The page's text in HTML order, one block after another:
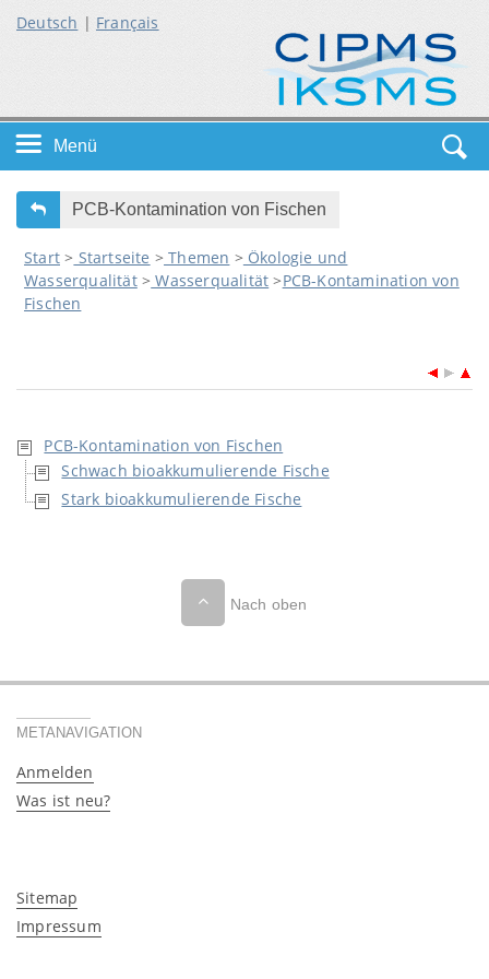
Deutsch | Français
Menü
Startseite
Themen
Service
PCB-Kontamination von Fischen
Start > Startseite > Themen > Ökologie und
Wasserqualität> Wasserqualität >PCB-Kontamination von
Fischen
PCB-Kontamination von Fischen
Schwach bioakkumulierende Fische
Stark bioakkumulierende Fische
Nach oben
METANAVIGATION
Anmelden
Was ist neu?
Sitemap
Impressum